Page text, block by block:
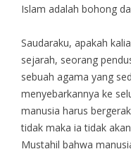
Islam adalah bohong
Saudaraku, apakah
sejarah, seorang
sebuah agama yang
menyebarkannya ke
manusia harus
tidak maka ia tidak
Mustahil bahwa